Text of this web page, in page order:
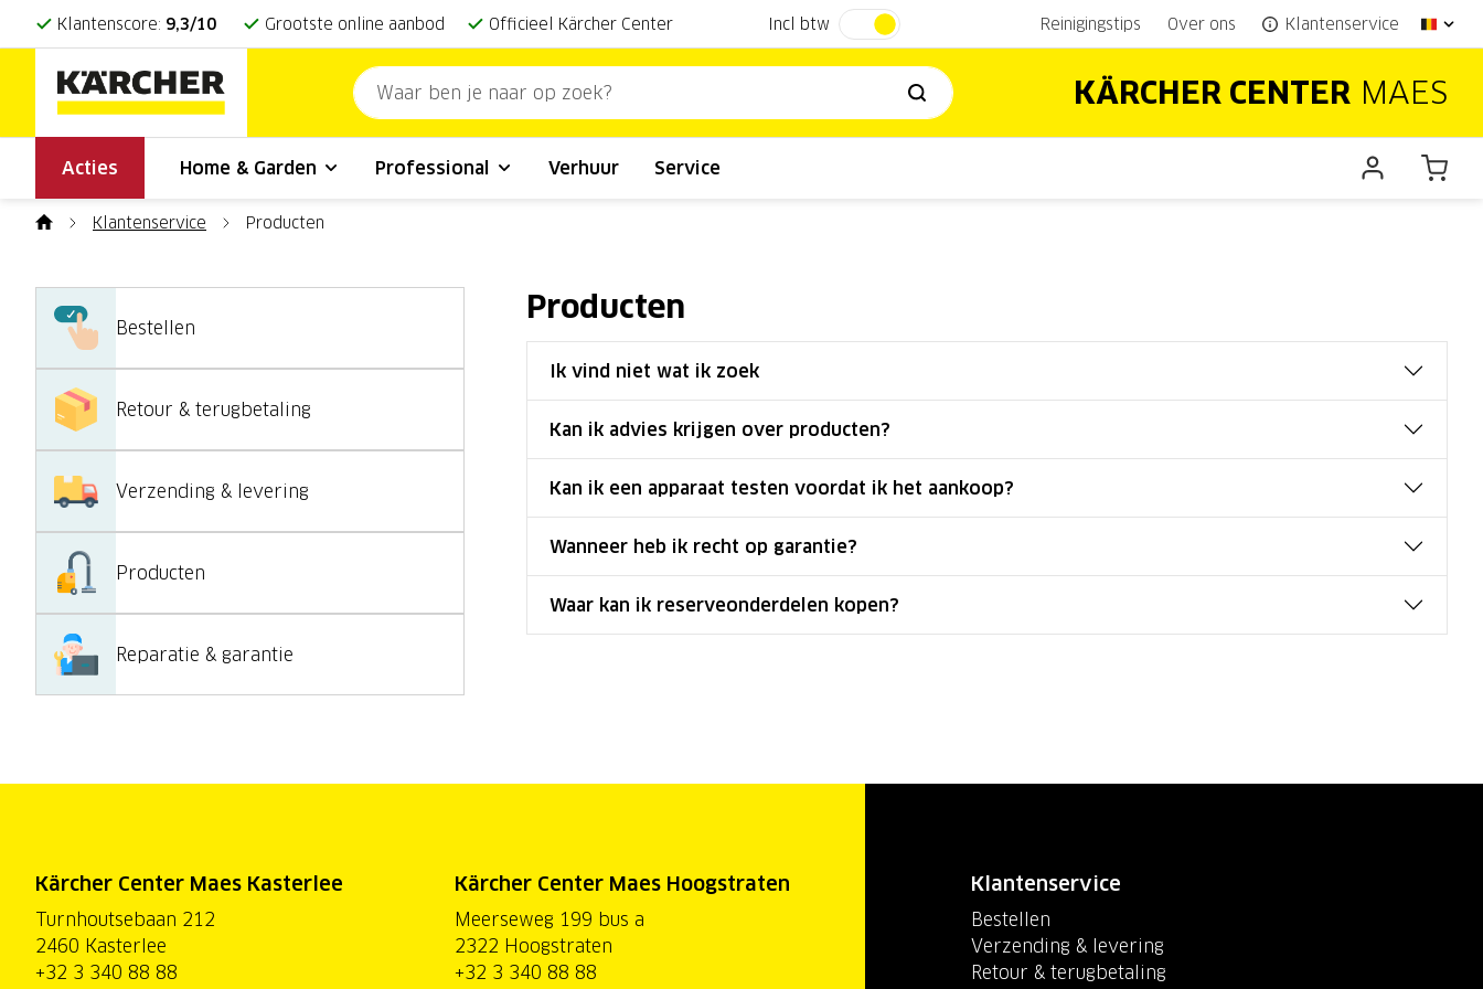
Klantenscore: 9,3/10 Grootste online aanbod Officieel Kärcher Center Reinigingstips Over ons Klantenservice
KÄRCHER CENTER MAES
Acties Home & Garden Professional Verhuur Service
Incl btw
Klantenservice Producten
Producten
Ik vind niet wat ik zoek
Kan ik advies krijgen over producten?
Kan ik een apparaat testen voordat ik het aankoop?
Wanneer heb ik recht op garantie?
Waar kan ik reserveonderdelen kopen?
Bestellen
Retour & terugbetaling
Verzending & levering
Producten
Reparatie & garantie
Kärcher Center Maes Kasterlee
Turnhoutsebaan 212
2460 Kasterlee
+32 3 340 88 88
Kärcher Center Maes Hoogstraten
Meerseweg 199 bus a
2322 Hoogstraten
+32 3 340 88 88
Klantenservice
Bestellen
Verzending & levering
Retour & terugbetaling